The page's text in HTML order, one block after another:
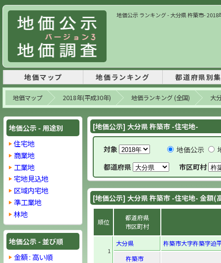
地価公示 ランキング - 大分県 杵築市-
地価マップ 地価ランキング 都道府県別
地価マップ 2018年(平成30年) 地価ランキング (全国) 大
地価公示 - 用途別
住宅地
商業地
工業地
宅地見込地
区域内宅地
準工業地
林地
地価公示 - 並び順
金額 : 高い順
[地価公示] 大分県 杵築市 -住宅地-
対象 地価公示
都道府県
市区町村
[地価公示] 大分県 杵築市 -住宅地- 金額(
順位
都道府県
市区町村
1
大分県
杵築市大字杵築字迫
杵築市